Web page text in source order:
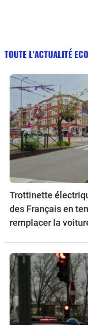
TOUTE L'ACTUALITÉ
Trottinette
des Français en
remplacer la